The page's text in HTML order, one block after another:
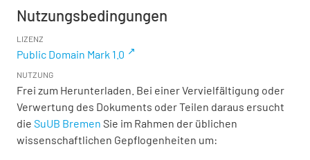
Nutzungsbedingungen
LIZENZ
Public Domain Mark 1.0
NUTZUNG
Frei zum Herunterladen. Bei einer Vervielfältigung oder
Verwertung des Dokuments oder Teilen daraus ersucht
die SuUB Bremen Sie im Rahmen der üblichen
wissenschaftlichen Gepflogenheiten um: